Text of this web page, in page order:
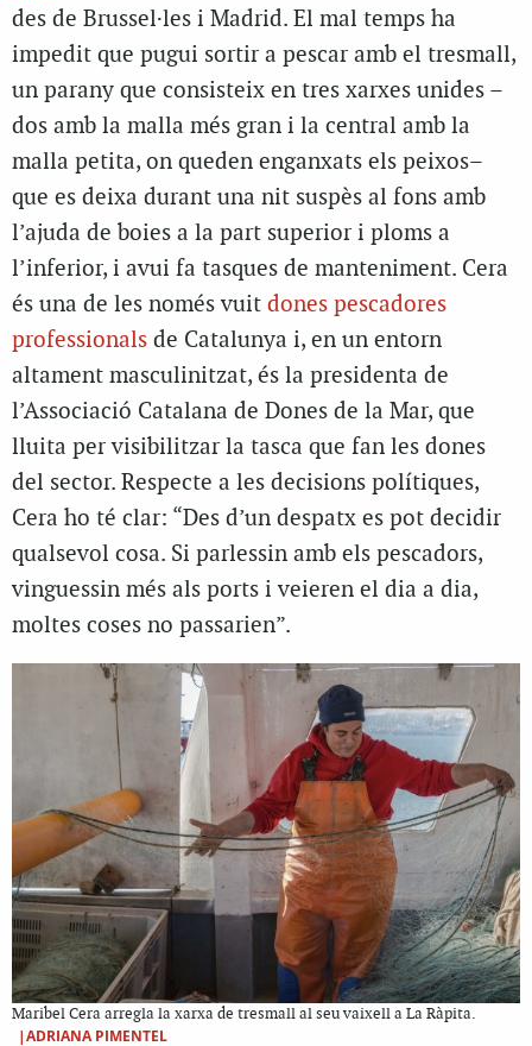
des de Brussel·les i Madrid. El mal temps ha
impedit que pugui sortir a pescar amb el tresmall,
un parany que consisteix en tres xarxes unides –
dos amb la malla més gran i la central amb la
malla petita, on queden enganxats els peixos–
que es deixa durant una nit suspès al fons amb
l’ajuda de boies a la part superior i ploms a
l’inferior, i avui fa tasques de manteniment. Cera
és una de les només vuit dones pescadores
professionals de Catalunya i, en un entorn
altament masculinitzat, és la presidenta de
l’Associació Catalana de Dones de la Mar, que
lluita per visibilitzar la tasca que fan les dones
del sector. Respecte a les decisions polítiques,
Cera ho té clar: “Des d’un despatx es pot decidir
qualsevol cosa. Si parlessin amb els pescadors,
vinguessin més als ports i veieren el dia a dia,
moltes coses no passarien”.
Maribel Cera arregla la xarxa de tresmall al seu vaixell a La Ràpita.
|ADRIANA PIMENTEL